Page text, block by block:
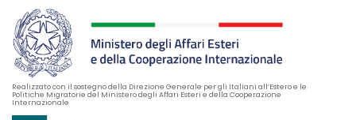
Realizzato con il sostegno della Direzione Generale per gli Italiani all’Estero e le
Politiche Migratorie del Ministero degli Affari Esteri e della Cooperazione
Internazionale